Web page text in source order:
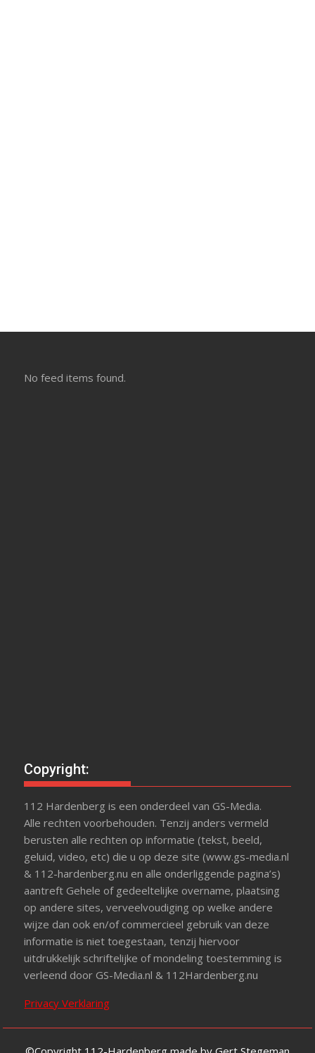
No feed items found.
Copyright:
112 Hardenberg is een onderdeel van GS-Media.
Alle rechten voorbehouden. Tenzij anders vermeld
berusten alle rechten op informatie (tekst, beeld,
geluid, video, etc) die u op deze site (www.gs-media.nl
& 112-hardenberg.nu en alle onderliggende pagina’s)
aantreft Gehele of gedeeltelijke overname, plaatsing
op andere sites, verveelvoudiging op welke andere
wijze dan ook en/of commercieel gebruik van deze
informatie is niet toegestaan, tenzij hiervoor
uitdrukkelijk schriftelijke of mondeling toestemming is
verleend door GS-Media.nl & 112Hardenberg.nu
Privacy Verklaring